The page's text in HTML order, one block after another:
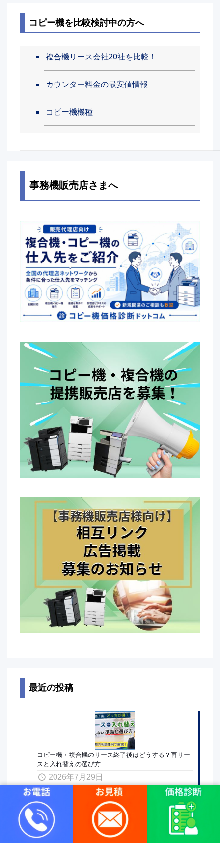
コピー機を比較検討中の方へ
複合機リース会社20社を比較！
カウンター料金の最安値情報
コピー機機種
事務機販売店さまへ
最近の投稿
コピー機・複合機のリース終了後はどうする？再リー
スと入れ替えの選び方
2026年7月29日
複合機（コピー機）の再リースとは？入れ替えとの違